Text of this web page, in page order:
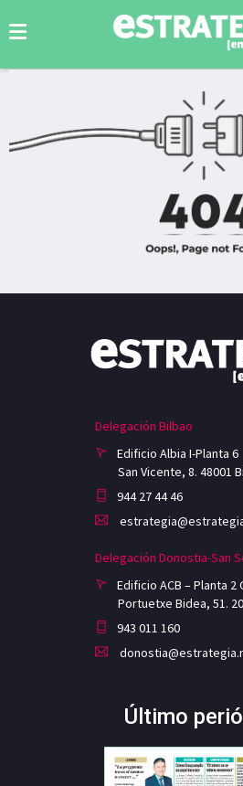
Delegación Bilbao
Edificio Albia I-Planta 6
San Vicente, 8. 48001
944 27 44 46
Delegación Donostia-San
Edificio ACB – Planta 2
Portuetxe Bidea, 51.
943 011 160
Último